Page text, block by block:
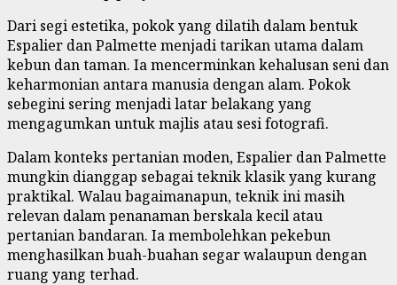
Dari segi estetika, pokok yang dilatih dalam bentuk
Espalier dan Palmette menjadi tarikan utama dalam
kebun dan taman. Ia mencerminkan kehalusan seni dan
keharmonian antara manusia dengan alam. Pokok
sebegini sering menjadi latar belakang yang
mengagumkan untuk majlis atau sesi fotografi.
Dalam konteks pertanian moden, Espalier dan Palmette
mungkin dianggap sebagai teknik klasik yang kurang
praktikal. Walau bagaimanapun, teknik ini masih
relevan dalam penanaman berskala kecil atau
pertanian bandaran. Ia membolehkan pekebun
menghasilkan buah-buahan segar walaupun dengan
ruang yang terhad.